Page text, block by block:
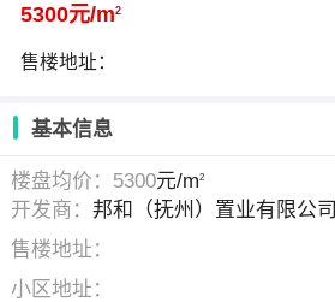
5300元/m2
售楼地址：
基本信息
楼盘均价：5300元/m2
开发商：邦和（抚州）置业有限公司
售楼地址：
小区地址：